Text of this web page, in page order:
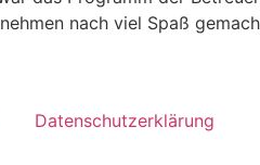
nach viel Spaß
Datenschutzerklärung